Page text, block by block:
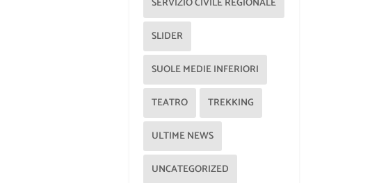
SERVIZIO CIVILE REGIONALE
SLIDER
SUOLE MEDIE INFERIORI
TEATRO TREKKING
ULTIME NEWS
UNCATEGORIZED